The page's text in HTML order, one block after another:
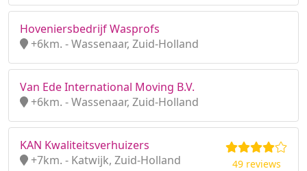
Hoveniersbedrijf Wasprofs
+6km. - Wassenaar, Zuid-Holland
Van Ede International Moving B.V.
+6km. - Wassenaar, Zuid-Holland
KAN Kwaliteitsverhuizers
+7km. - Katwijk, Zuid-Holland
49 reviews